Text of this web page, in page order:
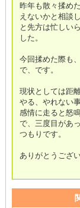
昨年も散々揉め
えないかと相談
と先方は忙しい
した。
今回揉めた際も
で、です。
現状としては距
やる、やれない
感情に走ると怒
で、三度目があ
つもりです。
ありがとうござ